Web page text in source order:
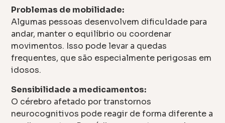
Problemas de mobilidade:
Algumas pessoas desenvolvem dificuldade para
andar, manter o equilíbrio ou coordenar
movimentos. Isso pode levar a quedas
frequentes, que são especialmente perigosas em
idosos.
Sensibilidade a medicamentos:
O cérebro afetado por transtornos
neurocognitivos pode reagir de forma diferente a